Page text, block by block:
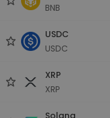
BNB
USDC
USDC
XRP
XRP
Solana